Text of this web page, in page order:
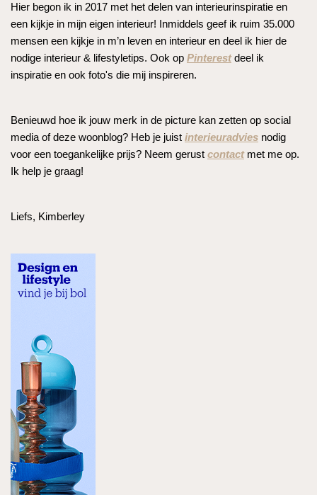
Hier begon ik in 2017 met het delen van interieurinspiratie en
een kijkje in mijn eigen interieur! Inmiddels geef ik ruim 35.000
mensen een kijkje in m’n leven en interieur en deel ik hier de
nodige interieur & lifestyletips. Ook op Pinterestdeel ik
inspiratie en ook foto's die mij inspireren.
Benieuwd hoe ik jouw merk in de picture kan zetten op social
media of deze woonblog? Heb je juist interieuradvies nodig
voor een toegankelijke prijs? Neem gerust contactmet me op.
Ik help je graag!
Liefs, Kimberley